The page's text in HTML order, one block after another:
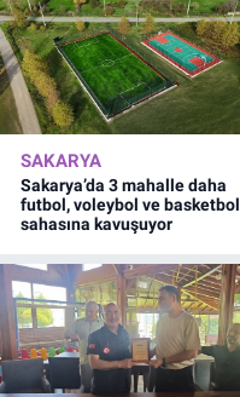
SAKARYA
Sakarya’da 3 mahalle daha
futbol, voleybol ve basketbol
sahasına kavuşuyor